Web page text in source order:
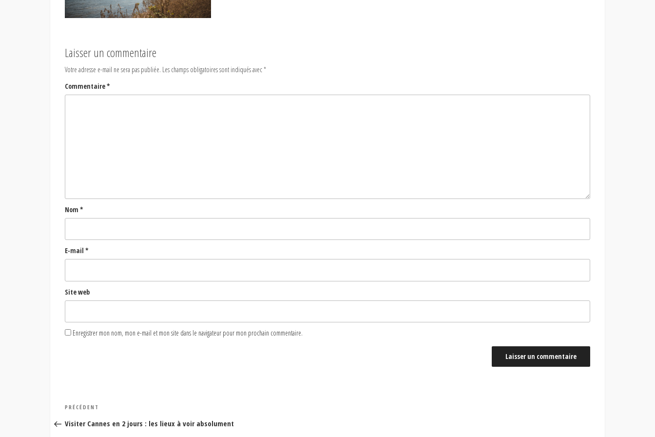
Laisser un commentaire
Votre adresse e-mail ne sera pas publiée. Les champs obligatoires sont indiqués avec*
Commentaire*
Nom *
E-mail *
Site web
Enregistrer mon nom, mon e-mail et mon site dans le navigateur pour mon prochain commentaire.
Navigation
de
Article
précédent
PRÉCÉDENT
Visiter Cannes en 2 jours : les lieux à voir absolument